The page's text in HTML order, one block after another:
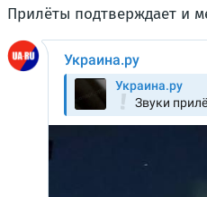
Прилёты подтверждает и